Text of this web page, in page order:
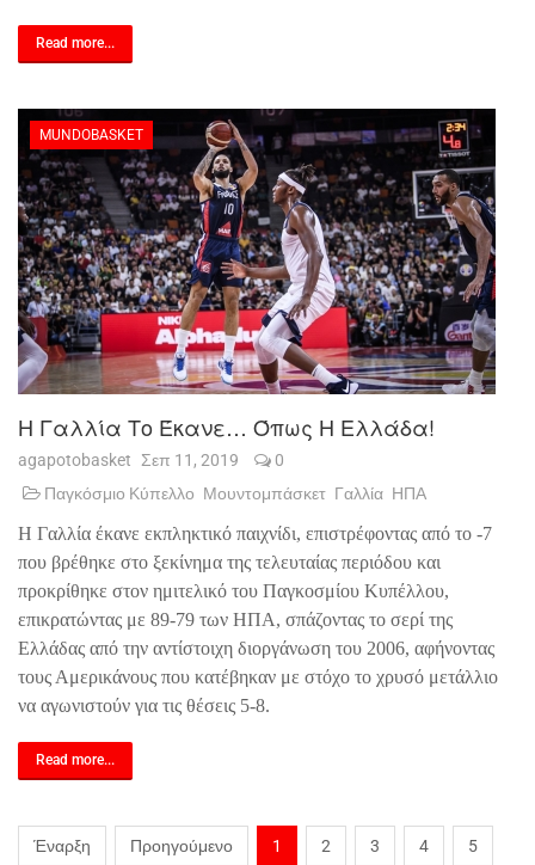
Read more...
MUNDOBASKET
Η Γαλλία Το Έκανε… Όπως Η Ελλάδα!
agapotobasket Σεπ 11, 2019
0
Παγκόσμιο Κύπελλο Μουντομπάσκετ Γαλλία ΗΠΑ
Η Γαλλία έκανε εκπληκτικό παιχνίδι, επιστρέφοντας από το -7
που βρέθηκε στο ξεκίνημα της τελευταίας περιόδου και
προκρίθηκε στον ημιτελικό του Παγκοσμίου Κυπέλλου,
επικρατώντας με 89-79 των ΗΠΑ, σπάζοντας το σερί της
Ελλάδας από την αντίστοιχη διοργάνωση του 2006, αφήνοντας
τους Αμερικάνους που κατέβηκαν με στόχο το χρυσό μετάλλιο
να αγωνιστούν για τις θέσεις 5-8.
Read more...
Έναρξη Προηγούμενο 1 2 3 4 5